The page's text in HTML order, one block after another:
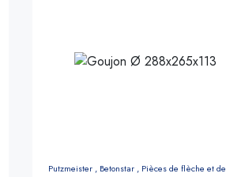
Putzmeister , Betonstar , Pièces de flèche et de